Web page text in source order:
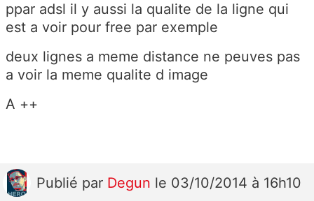
ppar adsl il y aussi la qualite de la ligne qui
est a voir pour free par exemple
deux lignes a meme distance ne peuves pas
a voir la meme qualite d image
A ++
Publié par Degun le 03/10/2014 à 16h10